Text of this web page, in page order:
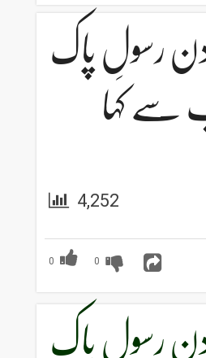
رسولِ پاک
سے کہا
4,252
0 0
رسولِ پاک